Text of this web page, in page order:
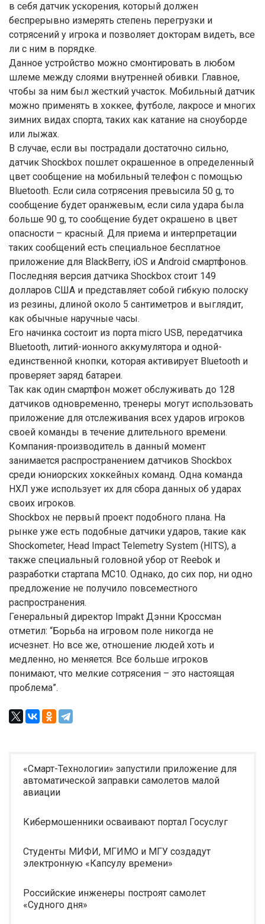
в себя датчик ускорения, который должен
беспрерывно измерять степень перегрузки и
сотрясений у игрока и позволяет докторам видеть, все
ли с ним в порядке.
Данное устройство можно смонтировать в любом
шлеме между слоями внутренней обивки. Главное,
чтобы за ним был жесткий участок. Мобильный датчик
можно применять в хоккее, футболе, лакросе и многих
зимних видах спорта, таких как катание на сноуборде
или лыжах.
В случае, если вы пострадали достаточно сильно,
датчик Shockbox пошлет окрашенное в определенный
цвет сообщение на мобильный телефон с помощью
Bluetooth. Если сила сотрясения превысила 50 g, то
сообщение будет оранжевым, если сила удара была
больше 90 g, то сообщение будет окрашено в цвет
опасности – красный. Для приема и интерпретации
таких сообщений есть специальное бесплатное
приложение для BlackBerry, iOS и Android смартфонов.
Последняя версия датчика Shockbox стоит 149
долларов США и представляет собой гибкую полоску
из резины, длиной около 5 сантиметров и выглядит,
как обычные наручные часы.
Его начинка состоит из порта micro USB, передатчика
Bluetooth, литий-ионного аккумулятора и одной-
единственной кнопки, которая активирует Bluetooth и
проверяет заряд батареи.
Так как один смартфон может обслуживать до 128
датчиков одновременно, тренеры могут использовать
приложение для отслеживания всех ударов игроков
своей команды в течение длительного времени.
Компания-производитель в данный момент
занимается распространением датчиков Shockbox
среди юниорских хоккейных команд. Одна команда
НХЛ уже использует их для сбора данных об ударах
своих игроков.
Shockbox не первый проект подобного плана. На
рынке уже есть подобные датчики ударов, такие как
Shockometer, Head Impact Telemetry System (HITS), а
также специальный головной убор от Reebok и
разработки стартапа MC10. Однако, до сих пор, ни одно
предложение не получило повсеместного
распространения.
Генеральный директор Impakt Дэнни Кроссман
отметил: “Борьба на игровом поле никогда не
исчезнет. Но все же, отношение людей хоть и
медленно, но меняется. Все больше игроков
понимают, что мелкие сотрясения – это настоящая
проблема”.
«Смарт-Технологии» запустили приложение для
автоматической заправки самолетов малой
авиации
Кибермошенники осваивают портал Госуслуг
Студенты МИФИ, МГИМО и МГУ создадут
электронную «Капсулу времени»
Российские инженеры построят самолет
«Судного дня»